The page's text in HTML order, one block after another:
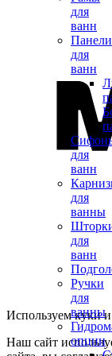
для
ванн
Панели
для
ванн
для
ванн
для
ванны
для
ванн
Ручки
для
ванны
опции
Используем куки
Наш сайт